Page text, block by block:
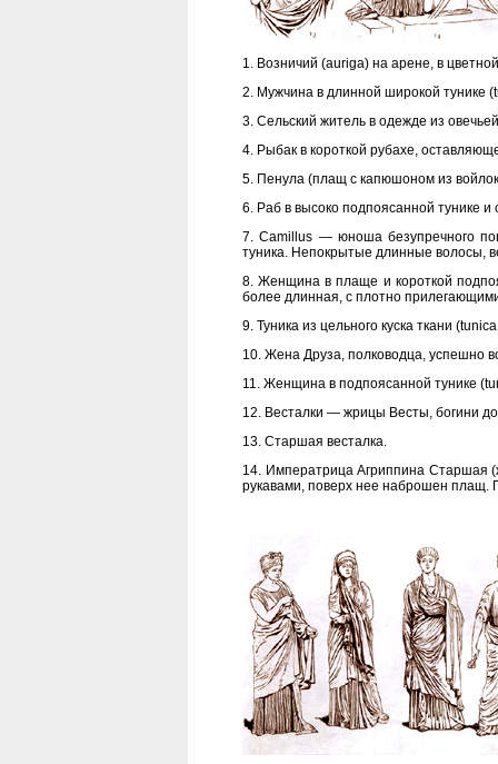
1. Возничий (auriga) на арене, в
2. Мужчина в длинной широкой тунике
3. Сельский житель в одежде из
4. Рыбак в короткой рубахе,
5. Пенула (плащ с капюшоном из
6. Раб в высоко подпоясанной тунике и
7. Camillus — юноша безупречного
туника. Непокрытые длинные волосы,
8. Женщина в плаще и короткой
более длинная, с плотно
9. Туника из цельного куска ткани
10. Жена Друза, полководца, успешно
11. Женщина в подпоясанной тунике
12. Весталки — жрицы Весты, богини
13. Старшая весталка.
14. Императрица Агриппина Старшая
рукавами, поверх нее наброшен плащ.